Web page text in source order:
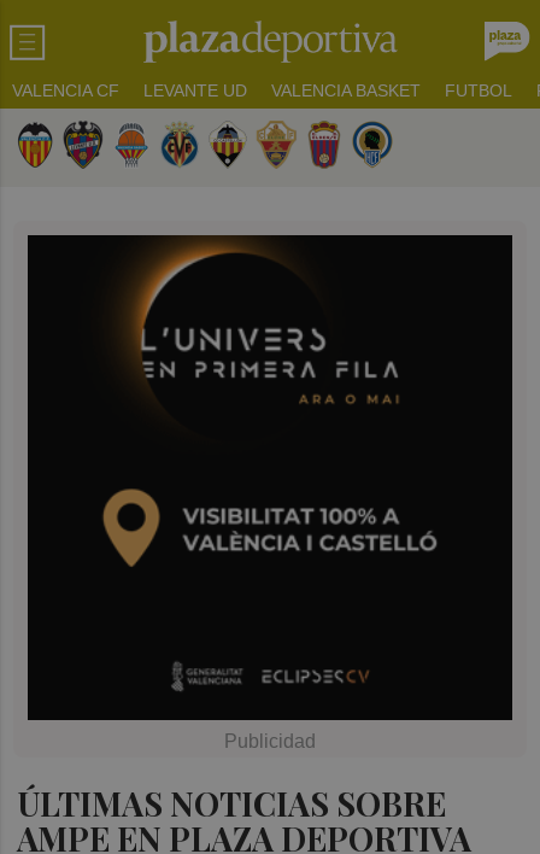
VALENCIA CF LEVANTE UD VALENCIA BASKET FUTBOL
ÚLTIMAS NOTICIAS SOBRE
AMPE EN PLAZA DEPORTIVA